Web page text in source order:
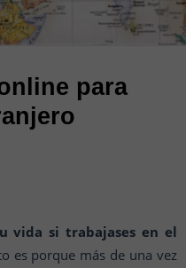
para
vida si trabajases en el
es porque más de una vez